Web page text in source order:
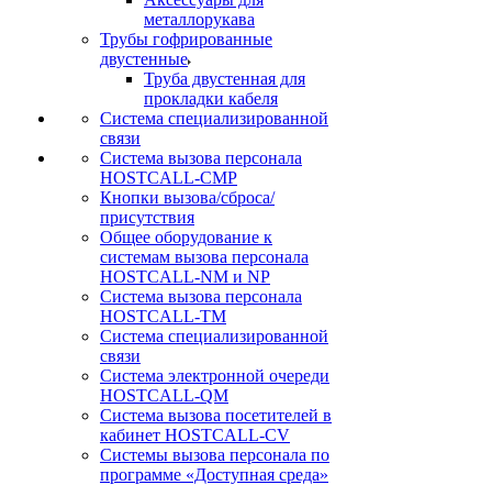
металлорукава
Трубы гофрированные
двустенные
Труба двустенная для
прокладки кабеля
Система специализированной
связи
Cистема вызова персонала
HOSTCALL-CMP
Кнопки вызова/сброса/
присутствия
Общее оборудование к
системам вызова персонала
HOSTCALL-NM и NP
Система вызова персонала
HOSTCALL-TM
Система специализированной
связи
Система электронной очереди
HOSTCALL-QM
Cистема вызова посетителей в
кабинет HOSTCALL-CV
Системы вызова персонала по
программе «Доступная среда»